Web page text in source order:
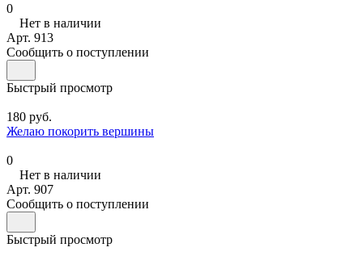
0
Нет в наличии
Арт. 913
Сообщить о поступлении
Быстрый просмотр
180 руб.
Желаю покорить вершины
0
Нет в наличии
Арт. 907
Сообщить о поступлении
Быстрый просмотр